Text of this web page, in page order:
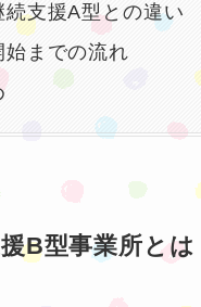
続支援A型との違い
始までの流れ
B型事業所とは